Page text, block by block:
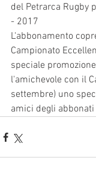
del Petrarca Rugby
- 2017
L'abbonamento
Campionato
speciale
l'amichevole con il
settembre) uno
amici degli abbonati